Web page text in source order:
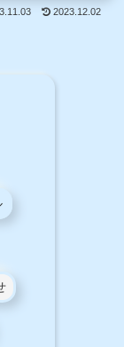
2023.12.02